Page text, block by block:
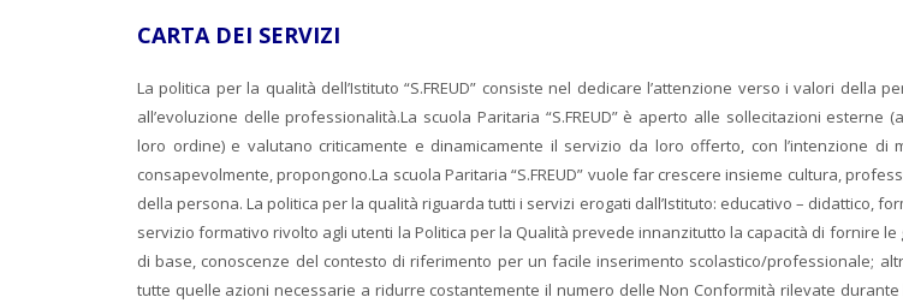
CARTA DEI SERVIZI
La politica per la qualità dell’Istituto “S.FREUD” consiste nel dedicare l’attenzione verso i valori della
all’evoluzione delle professionalità.La scuola Paritaria “S.FREUD” è aperto alle sollecitazioni esterne
loro ordine) e valutano criticamente e dinamicamente il servizio da loro offerto, con l’intenzione di
consapevolmente, propongono.La scuola Paritaria “S.FREUD” vuole far crescere insieme cultura,
della persona. La politica per la qualità riguarda tutti i servizi erogati dall’Istituto: educativo – didattico,
servizio formativo rivolto agli utenti la Politica per la Qualità prevede innanzitutto la capacità di fornire
di base, conoscenze del contesto di riferimento per un facile inserimento scolastico/professionale;
tutte quelle azioni necessarie a ridurre costantemente il numero delle Non Conformità rilevate